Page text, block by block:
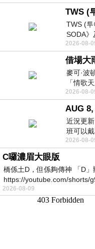
TWS (
TWS (투
SODA
一經發
2026-08-
借場大
麥可·波
「情歌
瘤「祈
2026-08-
AUG
近況更
班可以
定哪天
2026-08-
C囉濃眉大眼版
橋係土D，但係夠傳神 「D
https://youtube.com/shorts/
2026-08-09